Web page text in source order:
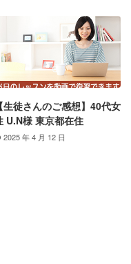
【生徒さんのご感想】40代女
U.N様 東京都在住
2025 年 4 月 12 日